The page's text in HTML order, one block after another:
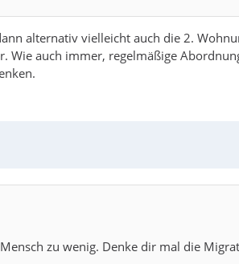
alternativ vielleicht auch die 2.
auch immer, regelmäßige
zu wenig. Denke dir mal die